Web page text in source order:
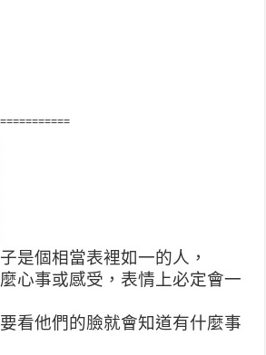
是個相當表裡如一的人，
心事或感受，表情上必定會一
看他們的臉就會知道有什麼事